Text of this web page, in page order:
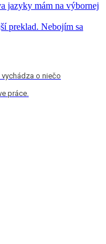
jazyky mám na výbornej
preklad. Nebojím sa
o niečo
práce.